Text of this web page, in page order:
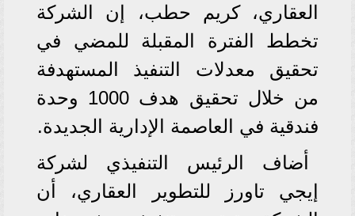
العقاري، كريم حطب، إن الشركة
تخطط الفترة المقبلة للمضي في
تحقيق معدلات التنفيذ المستهدفة
من خلال تحقيق هدف 1000 وحدة
فندقية في العاصمة الإدارية الجديدة.
أضاف الرئيس التنفيذي لشركة
إيجي تاورز للتطوير العقاري، أن